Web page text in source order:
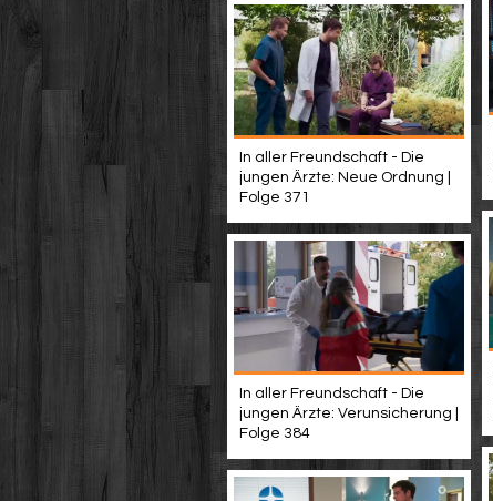
In aller Freundschaft - Die
jungen Ärzte: Neue Ordnung |
Folge 371
In aller Freundschaft - Die
jungen Ärzte: Verunsicherung |
Folge 384